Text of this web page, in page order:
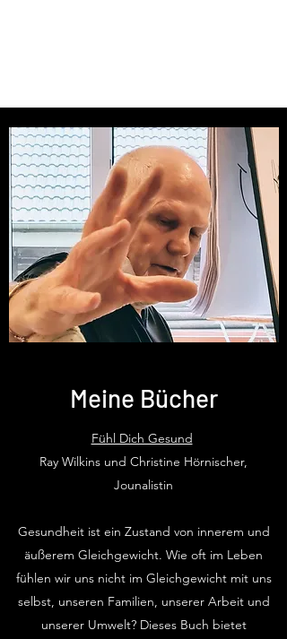
Meine Bücher
Fühl Dich Gesund
Ray Wilkins und Christine Hörnischer,
Jounalistin
Gesundheit ist ein Zustand von innerem und
äußerem Gleichgewicht. Wie oft im Leben
fühlen wir uns nicht im Gleichgewicht mit uns
selbst, unseren Familien, unserer Arbeit und
unserer Umwelt? Dieses Buch bietet